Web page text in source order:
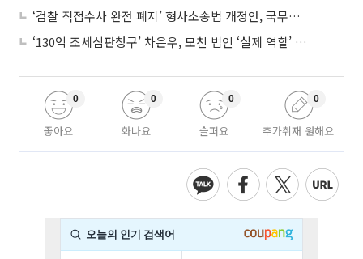
‘검찰 직접수사 완전 폐지’ 형사소송법 개정안, 국무회의 통과
‘130억 조세심판청구’ 차은우, 모친 법인 ‘실제 역할’ 다툴 듯
좋아요
0
화나요
0
슬퍼요
0
추가취재 원해요
0